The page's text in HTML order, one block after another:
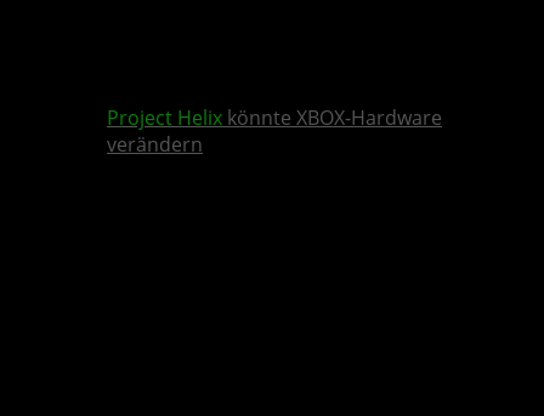
Project Helix könnte XBOX-Hardware
verändern